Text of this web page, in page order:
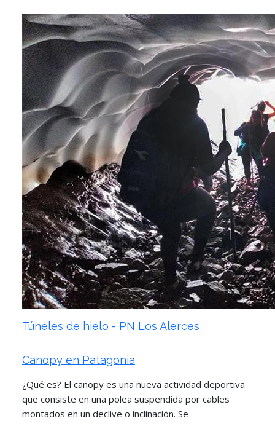
Túneles de hielo - PN Los Alerces
Canopy en Patagonia
¿Qué es? El canopy es una nueva actividad deportiva
que consiste en una polea suspendida por cables
montados en un declive o inclinación. Se